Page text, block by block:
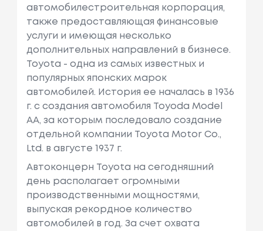
автомобилестроительная корпорация,
также предоставляющая финансовые
услуги и имеющая несколько
дополнительных направлений в бизнесе.
Toyota - одна из самых известных и
популярных японских марок
автомобилей. История ее началась в 1936
г. с создания автомобиля Toyoda Model
AA, за которым последовало создание
отдельной компании Toyota Motor Co.,
Ltd. в августе 1937 г.
Автоконцерн Toyota на сегодняшний
день располагает огромными
производственными мощностями,
выпуская рекордное количество
автомобилей в год. За счет охвата